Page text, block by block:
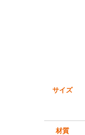
サイズ
材質